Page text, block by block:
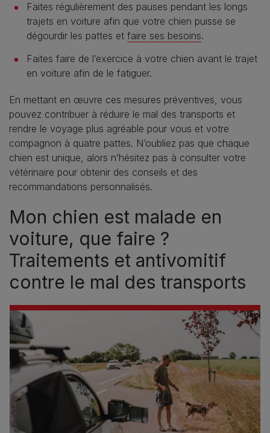
Faites régulièrement des pauses pendant les longs
trajets en voiture afin que votre chien puisse se
dégourdir les pattes et faire ses besoins.
Faites faire de l’exercice à votre chien avant le trajet
en voiture afin de le fatiguer.
En mettant en œuvre ces mesures préventives, vous
pouvez contribuer à réduire le mal des transports et
rendre le voyage plus agréable pour vous et votre
compagnon à quatre pattes. N’oubliez pas que chaque
chien est unique, alors n’hésitez pas à consulter votre
vétérinaire pour obtenir des conseils et des
recommandations personnalisés.
Mon chien est malade en
voiture, que faire ?
Traitements et antivomitif
contre le mal des transports